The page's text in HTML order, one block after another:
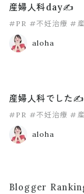
産婦人科day✍️
#PR #不妊治療 #
aloha
産婦人科でした
#PR #不妊治療 #
aloha
Blogger